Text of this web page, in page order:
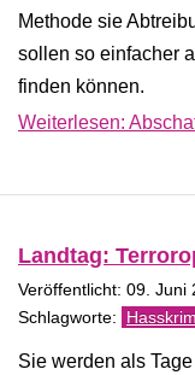
Methode sie
sollen so einfacher
finden können.
Weiterlesen:
Landtag:
Veröffentlicht: 09. Juni
Sie werden als